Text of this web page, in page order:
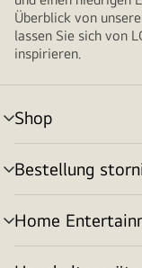
Überblick von
lassen Sie sich von
inspirieren.
Shop
Menü
umschalten
Bestellung
Menü
umschalten
Home
Menü
umschalten